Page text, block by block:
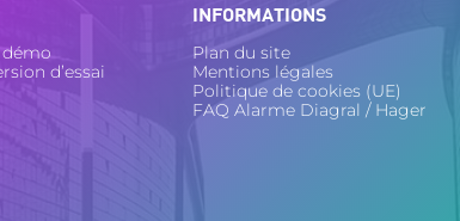
d’essai
INFORMATIONS
Plan du site
Mentions légales
Politique de cookies (UE)
FAQ Alarme Diagral / Hager